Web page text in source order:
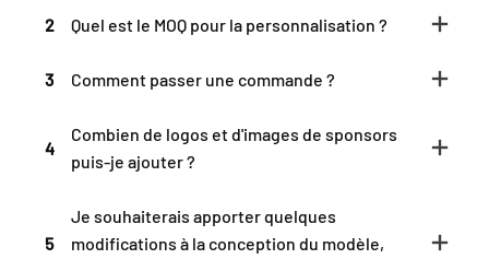
2 Quel est le MOQ pour la personnalisation ?
3 Comment passer une commande ?
4
Combien de logos et d'images de sponsors
puis-je ajouter ?
5
Je souhaiterais apporter quelques
modifications à la conception du modèle,